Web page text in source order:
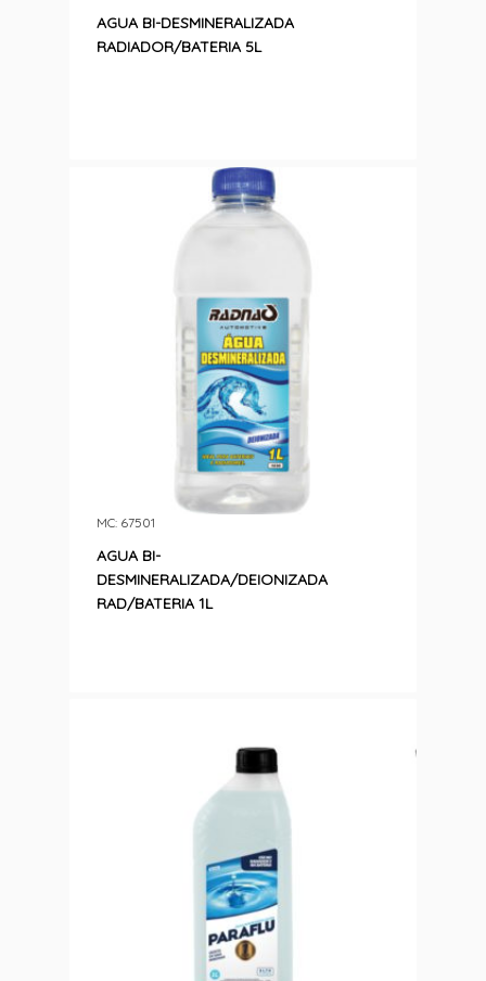
AGUA BI-DESMINERALIZADA
RADIADOR/BATERIA 5L
AGUA BI-
DESMINERALIZADA/DEIONIZADA
RAD/BATERIA 1L
MC: 67501